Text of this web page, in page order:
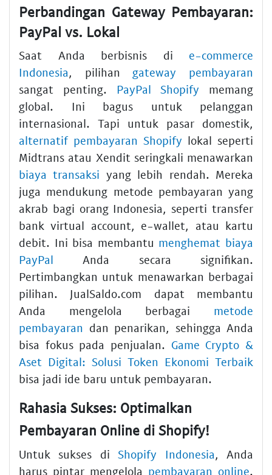
Perbandingan Gateway Pembayaran:
PayPal vs. Lokal
Saat Anda berbisnis di e-commerce
Indonesia, pilihan gateway pembayaran
sangat penting. PayPal Shopify memang
global. Ini bagus untuk pelanggan
internasional. Tapi untuk pasar domestik,
alternatif pembayaran Shopify lokal seperti
Midtrans atau Xendit seringkali menawarkan
biaya transaksi yang lebih rendah. Mereka
juga mendukung metode pembayaran yang
akrab bagi orang Indonesia, seperti transfer
bank virtual account, e-wallet, atau kartu
debit. Ini bisa membantu menghemat biaya
PayPal Anda secara signifikan.
Pertimbangkan untuk menawarkan berbagai
pilihan. JualSaldo.com dapat membantu
Anda mengelola berbagai metode
pembayaran dan penarikan, sehingga Anda
bisa fokus pada penjualan. Game Crypto &
Aset Digital: Solusi Token Ekonomi Terbaik
bisa jadi ide baru untuk pembayaran.
Rahasia Sukses: Optimalkan
Pembayaran Online di Shopify!
Untuk sukses diShopify Indonesia, Anda
harus pintar mengelola pembayaran online.